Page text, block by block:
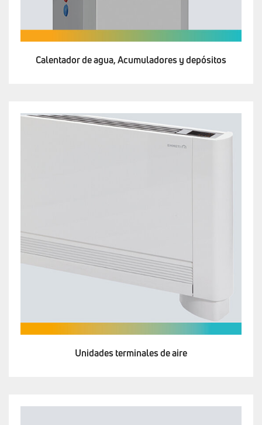
Calentador de agua, Acumuladores y depósitos
Unidades terminales de aire